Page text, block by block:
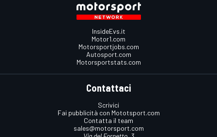
InsideEvs.it
Motor1.com
Motorsportjobs.com
Autosport.com
Motorsportstats.com
Contattaci
Scrivici
Fai pubblicità con Mototsport.com
Contatta il team
sales@motorsport.com